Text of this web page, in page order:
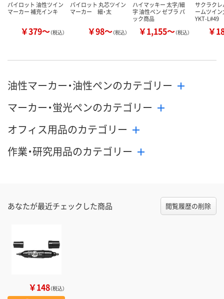
パイロット 油性ツイン
マーカー 補充インキ
￥379～（税込）
パイロット 丸芯ツイン
マーカー 細・太
￥98～（税込）
ハイマッキー 太字/細
字 油性ペン ゼブラ パ
ック商品
￥1,155～（税込）
サクラク
ームツイン
YKT-L#49
￥
油性マーカー・油性ペンのカテゴリー
マーカー・蛍光ペンのカテゴリー
オフィス用品のカテゴリー
作業・研究用品のカテゴリー
あなたが最近チェックした商品 閲覧履歴の削除
￥148（税込）